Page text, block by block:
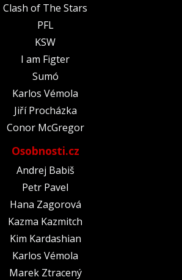
Clash of The Stars
PFL
KSW
I am Figter
Sumó
Karlos Vémola
Jiří Procházka
Conor McGregor
Osobnosti.cz
Andrej Babiš
Petr Pavel
Hana Zagorová
Kazma Kazmitch
Kim Kardashian
Karlos Vémola
Marek Ztracený